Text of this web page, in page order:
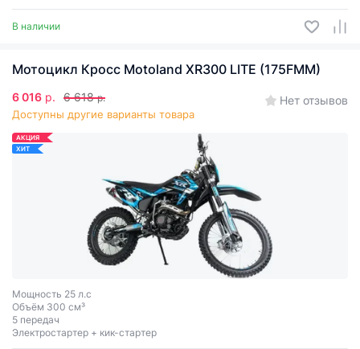
В наличии
Мотоцикл Кросс Motoland XR300 LITE (175FMM)
6 016 р. 6 618 р.
Доступны другие варианты товара
Нет отзывов
АКЦИЯ
ХИТ
Мощность 25 л.с
Объём 300 см³
5 передач
Электростартер + кик-стартер